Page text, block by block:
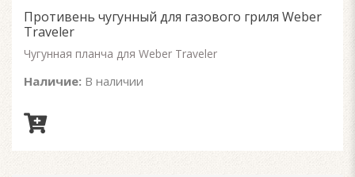
5
Противень чугунный для газового гриля Weber
Traveler
Чугунная планча для Weber Traveler
Наличие: В наличии